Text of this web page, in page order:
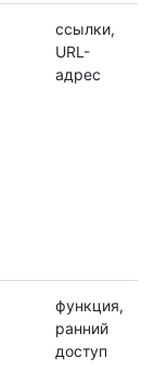
ссылки,
URL-
адрес
функция,
ранний
доступ